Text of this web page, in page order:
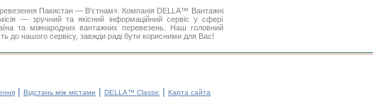
Пакистан — В'єтнам». Компанія DELLA™ Вантажні
— зручний та якісний інформаційний сервіс у сфері
та міжнародних вантажних перевезень. Наш головний
до нашого сервісу, завжди раді бути корисними для Вас!
| Відстань між містами | DELLA™ Classic | Карта сайта